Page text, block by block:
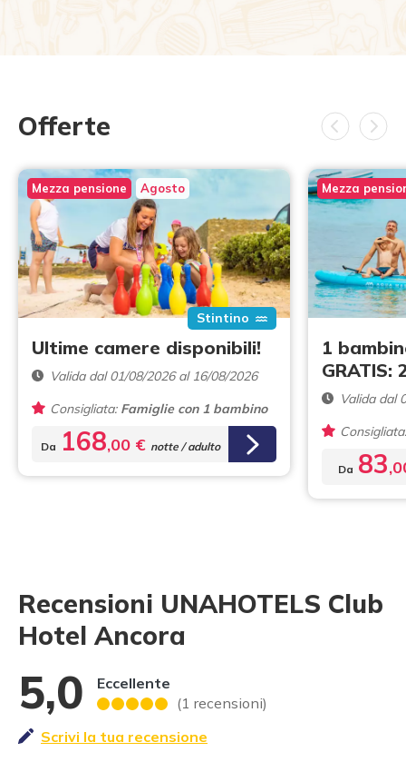
Offerte
Mezza pensione Agosto
Stintino
Ultime camere disponibili!
Valida dal 01/08/2026 al 16/08/2026
Consigliata:Famiglie con 1 bambino
Da 168,00 € notte / adulto
Mezza
1
GRATIS:
Valida dal
Consigliata:
Da 83
Recensioni UNAHOTELS Club
Hotel Ancora
5,0
Eccellente
(1 recensioni)
Scrivi la tua recensione